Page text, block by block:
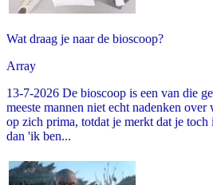
Wat draag je naar de bioscoop?
Array
13-7-2026 De bioscoop is een van die
meeste mannen niet echt nadenken
op zich prima, totdat je merkt dat je toch
dan 'ik ben...